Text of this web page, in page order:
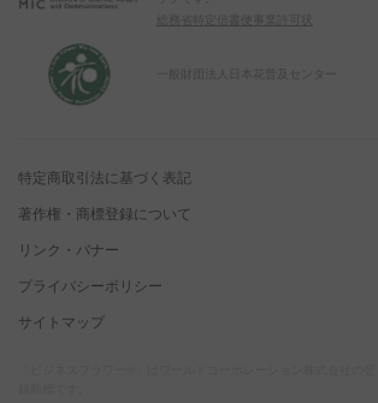
総務省特定信書便事業許可状
特定商取引法に基づく表記
著作権・商標登録について
リンク・バナー
プライバシーポリシー
サイトマップ